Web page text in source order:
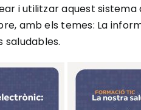
i utilitzar aquest
amb els temes: La
saludables.